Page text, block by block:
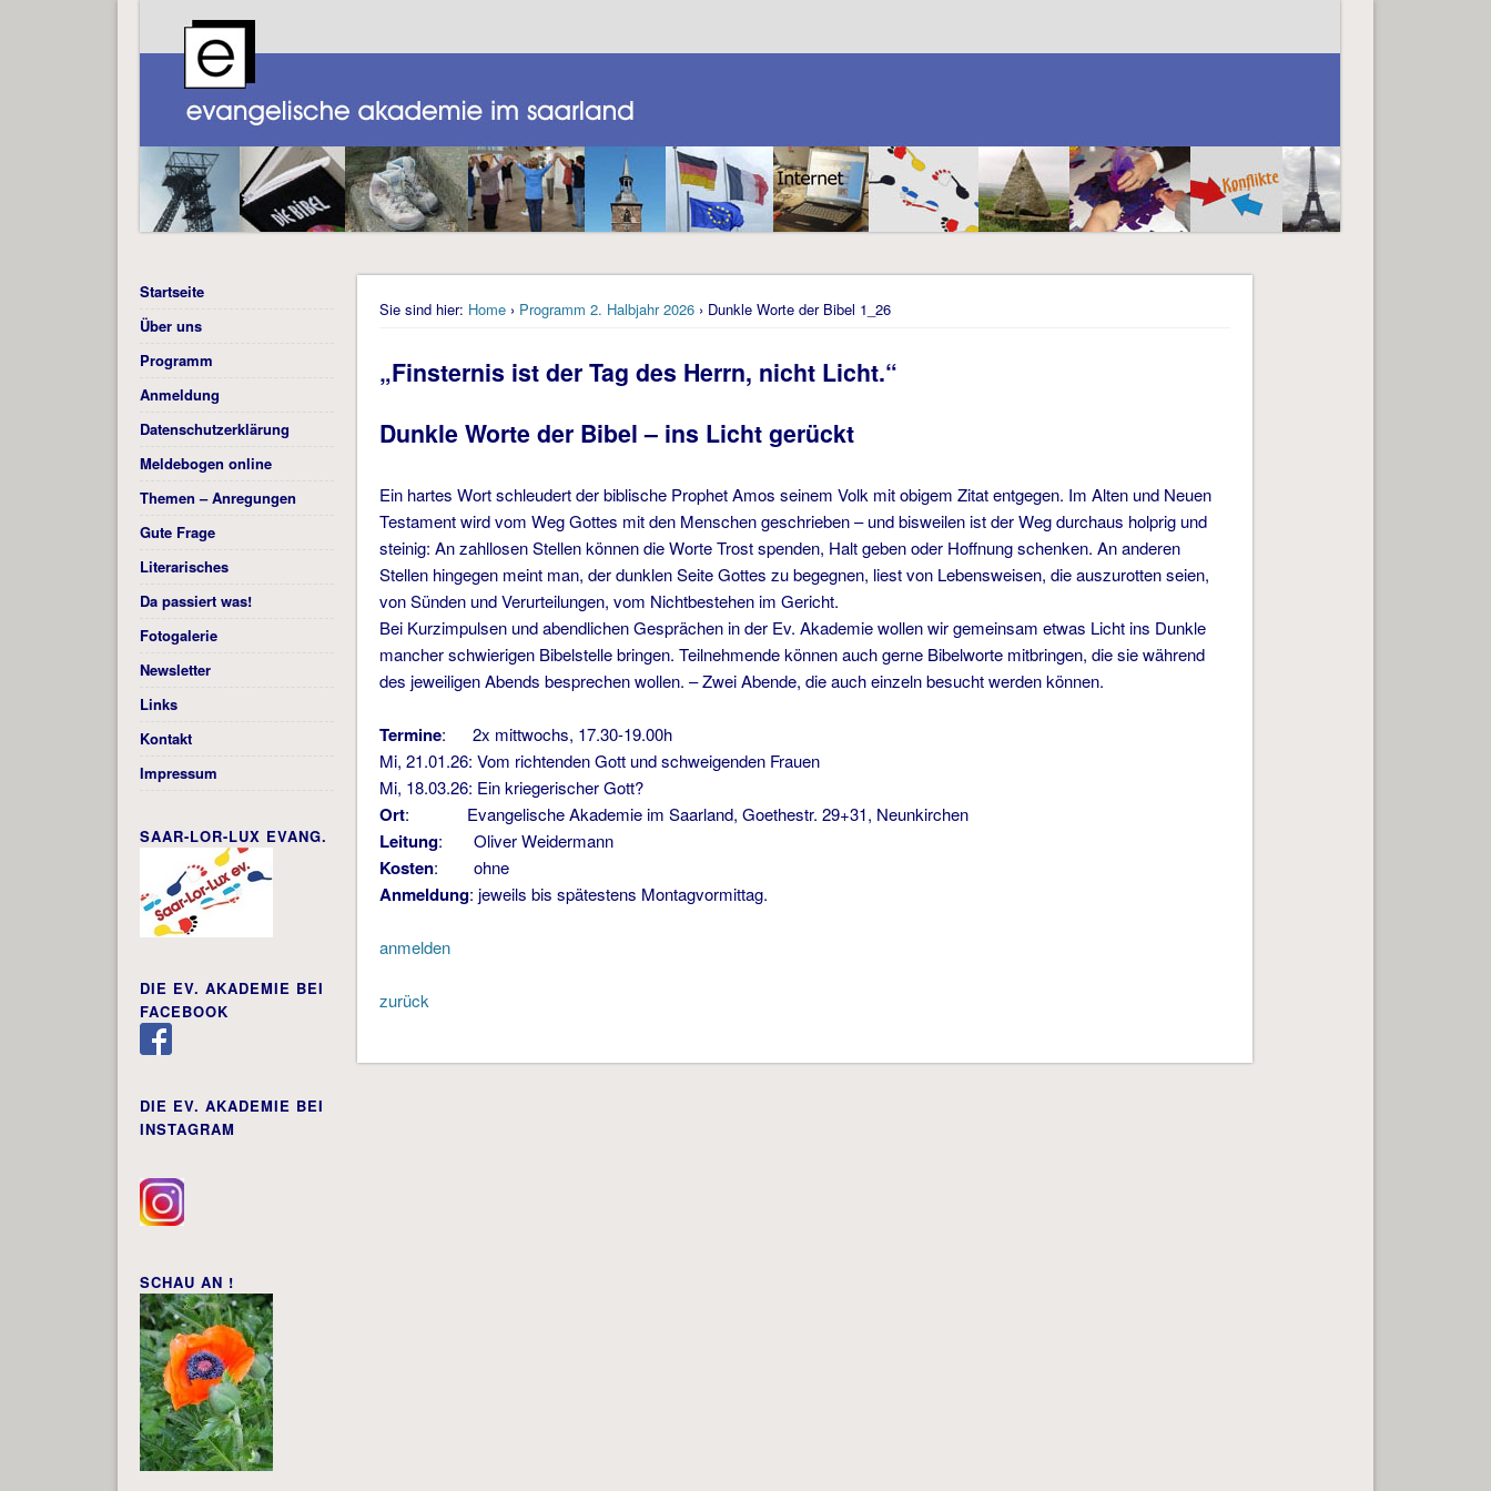
Sie sind hier: Home › Programm 2. Halbjahr 2026 › Dunkle Worte der Bibel 1_26
„Finsternis ist der Tag des Herrn, nicht Licht.“
Dunkle Worte der Bibel – ins Licht gerückt
Ein hartes Wort schleudert der biblische Prophet Amos seinem Volk mit obigem Zitat entgegen. Im Alten und Neuen
Testament wird vom Weg Gottes mit den Menschen geschrieben – und bisweilen ist der Weg durchaus holprig und
steinig: An zahllosen Stellen können die Worte Trost spenden, Halt geben oder Hoffnung schenken. An anderen
Stellen hingegen meint man, der dunklen Seite Gottes zu begegnen, liest von Lebensweisen, die auszurotten seien,
von Sünden und Verurteilungen, vom Nichtbestehen im Gericht.
Bei Kurzimpulsen und abendlichen Gesprächen in der Ev. Akademie wollen wir gemeinsam etwas Licht ins Dunkle
mancher schwierigen Bibelstelle bringen. Teilnehmende können auch gerne Bibelworte mitbringen, die sie während
des jeweiligen Abends besprechen wollen. – Zwei Abende, die auch einzeln besucht werden können.
Termine: 2x mittwochs, 17.30-19.00h
Mi, 21.01.26: Vom richtenden Gott und schweigenden Frauen
Mi, 18.03.26: Ein kriegerischer Gott?
Ort: Evangelische Akademie im Saarland, Goethestr. 29+31, Neunkirchen
Leitung: Oliver Weidermann
Kosten: ohne
Anmeldung: jeweils bis spätestens Montagvormittag.
anmelden
zurück
Startseite
Über uns
Programm
Anmeldung
Datenschutzerklärung
Meldebogen online
Themen – Anregungen
Gute Frage
Literarisches
Da passiert was!
Fotogalerie
Newsletter
Links
Kontakt
Impressum
SAAR-LOR-LUX EVANG.
DIE EV. AKADEMIE BEI
FACEBOOK
DIE EV. AKADEMIE BEI
INSTAGRAM
SCHAU AN !